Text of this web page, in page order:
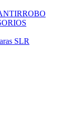
SLR